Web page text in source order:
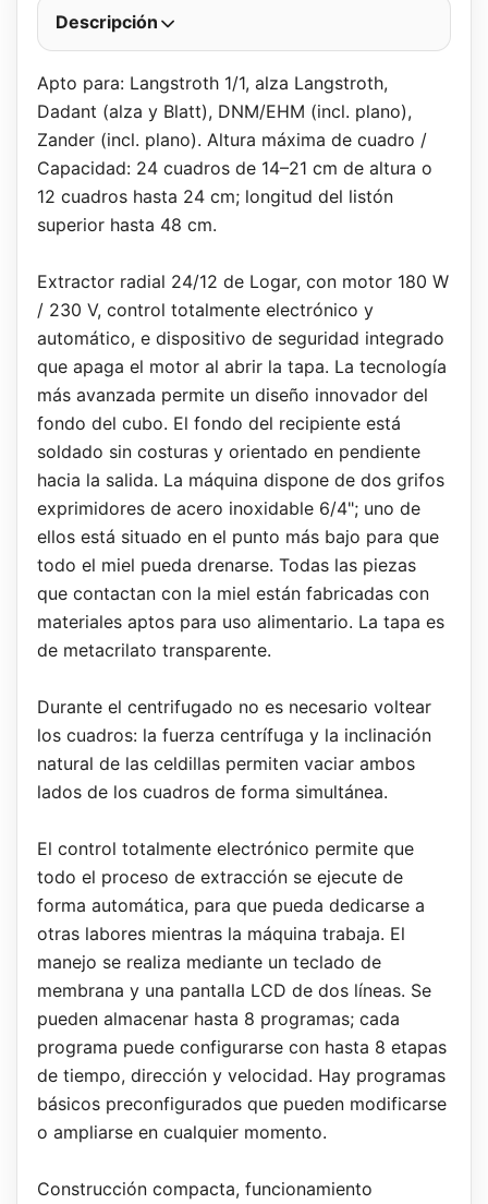
Descripción
Apto para: Langstroth 1/1, alza Langstroth,
Dadant (alza y Blatt), DNM/EHM (incl. plano),
Zander (incl. plano). Altura máxima de cuadro /
Capacidad: 24 cuadros de 14–21 cm de altura o
12 cuadros hasta 24 cm; longitud del listón
superior hasta 48 cm.
Extractor radial 24/12 de Logar, con motor 180 W
/ 230 V, control totalmente electrónico y
automático, e dispositivo de seguridad integrado
que apaga el motor al abrir la tapa. La tecnología
más avanzada permite un diseño innovador del
fondo del cubo. El fondo del recipiente está
soldado sin costuras y orientado en pendiente
hacia la salida. La máquina dispone de dos grifos
exprimidores de acero inoxidable 6/4"; uno de
ellos está situado en el punto más bajo para que
todo el miel pueda drenarse. Todas las piezas
que contactan con la miel están fabricadas con
materiales aptos para uso alimentario. La tapa es
de metacrilato transparente.
Durante el centrifugado no es necesario voltear
los cuadros: la fuerza centrífuga y la inclinación
natural de las celdillas permiten vaciar ambos
lados de los cuadros de forma simultánea.
El control totalmente electrónico permite que
todo el proceso de extracción se ejecute de
forma automática, para que pueda dedicarse a
otras labores mientras la máquina trabaja. El
manejo se realiza mediante un teclado de
membrana y una pantalla LCD de dos líneas. Se
pueden almacenar hasta 8 programas; cada
programa puede configurarse con hasta 8 etapas
de tiempo, dirección y velocidad. Hay programas
básicos preconfigurados que pueden modificarse
o ampliarse en cualquier momento.
Construcción compacta, funcionamiento